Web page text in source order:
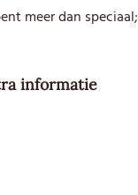
meer dan
informatie